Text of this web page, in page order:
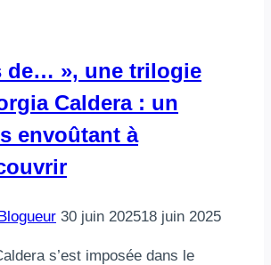
de… », une trilogie
Caldera : un
envoûtant à
30 juin 202518 juin 2025
s’est imposée dans le